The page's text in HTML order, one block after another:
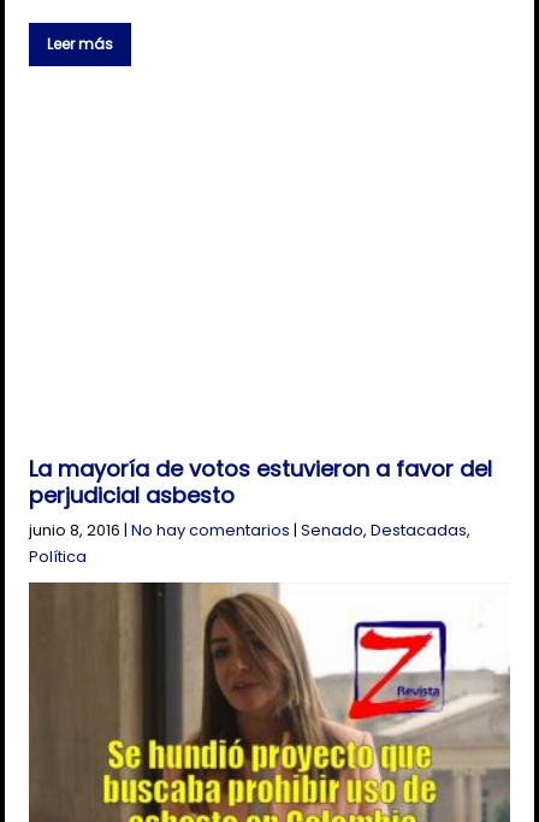
Leer más
La mayoría de votos estuvieron a favor del
perjudicial asbesto
junio 8, 2016 |No hay comentarios |Senado,Destacadas,
Política